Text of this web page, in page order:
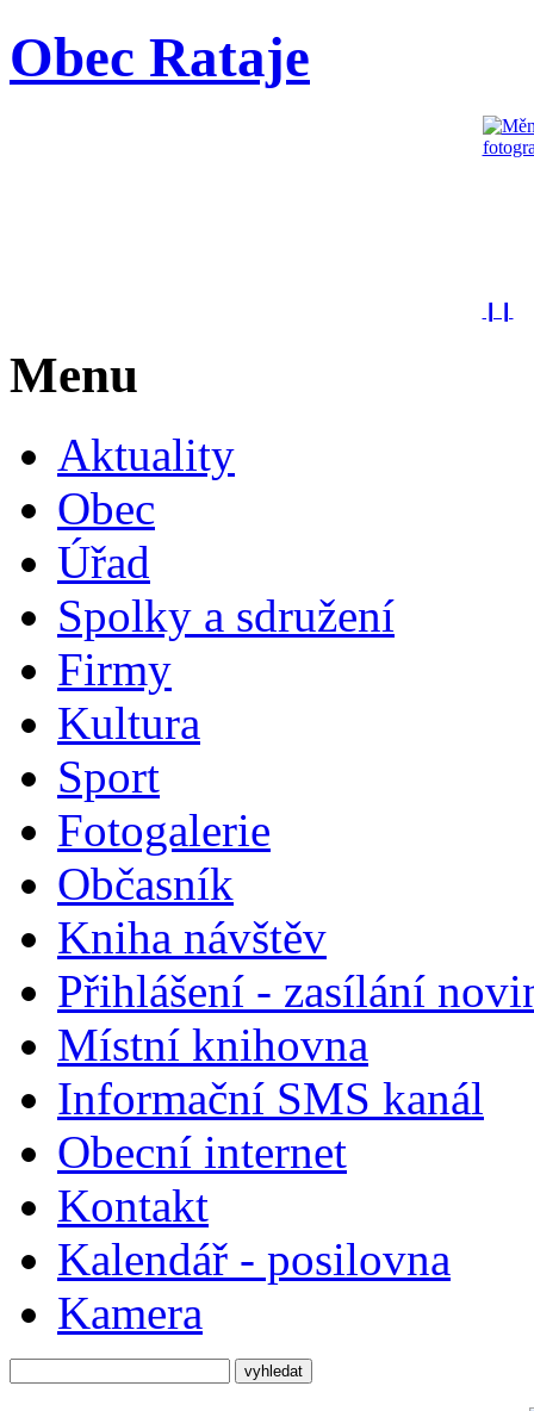
Obec Rataje
Menu
Aktuality
Obec
Úřad
Spolky a sdružení
Firmy
Kultura
Sport
Fotogalerie
Občasník
Kniha návštěv
Přihlášení - zasílání
Místní knihovna
Informační SMS kanál
Obecní internet
Kontakt
Kalendář - posilovna
Kamera